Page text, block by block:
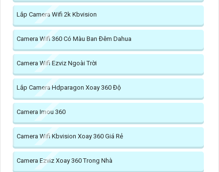
Lắp Camera Wifi 2k Kbvision
Camera Wifi 360 Có Màu Ban Đêm Dahua
Camera Wifi Ezviz Ngoài Trời
Lắp Camera Hdparagon Xoay 360 Độ
Camera Imou 360
Camera Wifi Kbvision Xoay 360 Giá Rẻ
Camera Ezviz Xoay 360 Trong Nhà